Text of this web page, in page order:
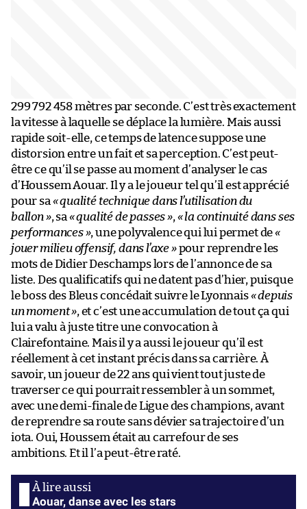
299 792 458 mètres par seconde. C’est très exactement
la vitesse à laquelle se déplace la lumière. Mais aussi
rapide soit-elle, ce temps de latence suppose une
distorsion entre un fait et sa perception. C’est peut-
être ce qu’il se passe au moment d’analyser le cas
d’Houssem Aouar. Il y a le joueur tel qu’il est apprécié
pour sa « qualité technique dans l’utilisation du
ballon », sa « qualité de passes », « la continuité dans ses
performances », une polyvalence qui lui permet de«
jouer milieu offensif, dans l’axe »pour reprendre les
mots de Didier Deschamps lors de l’annonce de sa
liste. Des qualificatifs qui ne datent pas d’hier, puisque
le boss des Bleus concédait suivre le Lyonnais« depuis
un moment », et c’est une accumulation de tout ça qui
lui a valu à juste titre une convocation à
Clairefontaine. Mais il y a aussi le joueur qu’il est
réellement à cet instant précis dans sa carrière. À
savoir, un joueur de 22 ans qui vient tout juste de
traverser ce qui pourrait ressembler à un sommet,
avec une demi-finale de Ligue des champions, avant
de reprendre sa route sans dévier sa trajectoire d’un
iota. Oui, Houssem était au carrefour de ses
ambitions. Et il l’a peut-être raté.
Aouar, danse avec les stars